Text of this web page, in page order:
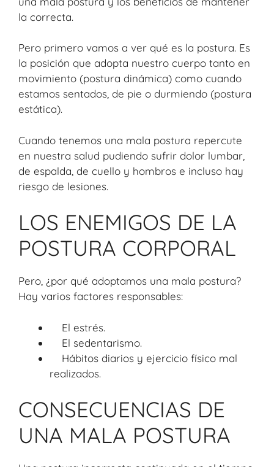
la correcta.
Pero primero vamos a ver qué es la postura. Es
la posición que adopta nuestro cuerpo tanto en
movimiento (postura dinámica) como cuando
estamos sentados, de pie o durmiendo (postura
estática).
Cuando tenemos una mala postura repercute
en nuestra salud pudiendo sufrir dolor lumbar,
de espalda, de cuello y hombros e incluso hay
riesgo de lesiones.
LOS ENEMIGOS DE LA
POSTURA CORPORAL
Pero, ¿por qué adoptamos una mala postura?
Hay varios factores responsables:
El estrés.
El sedentarismo.
Hábitos diarios y ejercicio físico mal
realizados.
CONSECUENCIAS DE
UNA MALA POSTURA